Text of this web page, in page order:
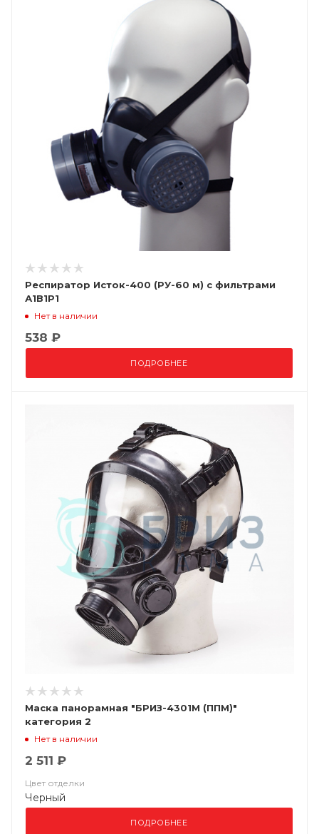
Респиратор Исток-400 (РУ-60 м) с фильтрами
А1В1Р1
Нет в наличии
538 ₽
ПОДРОБНЕЕ
Маска панорамная "БРИЗ-4301М (ППМ)"
категория 2
Нет в наличии
2 511 ₽
Цвет отделки
Черный
ПОДРОБНЕЕ